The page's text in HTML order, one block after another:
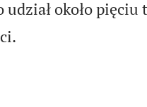
udział około pięciu
